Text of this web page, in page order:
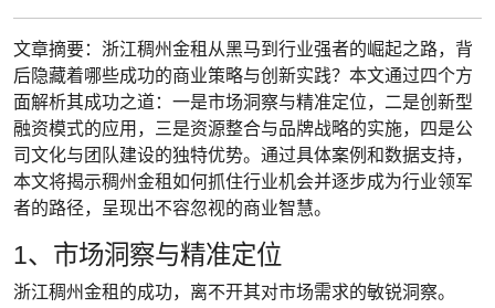
文章摘要：浙江稠州金租从黑马到行业强者的崛起之路，背
后隐藏着哪些成功的商业策略与创新实践？本文通过四个方
面解析其成功之道：一是市场洞察与精准定位，二是创新型
融资模式的应用，三是资源整合与品牌战略的实施，四是公
司文化与团队建设的独特优势。通过具体案例和数据支持，
本文将揭示稠州金租如何抓住行业机会并逐步成为行业领军
者的路径，呈现出不容忽视的商业智慧。
1、市场洞察与精准定位
浙江稠州金租的成功，离不开其对市场需求的敏锐洞察。